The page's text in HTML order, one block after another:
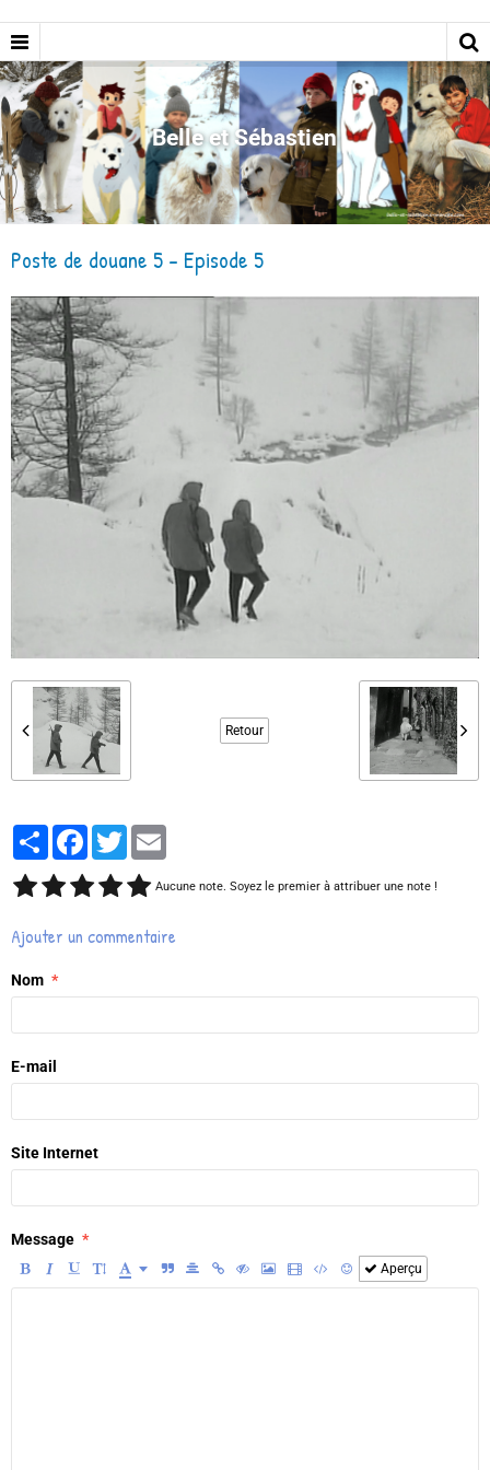
Belle et Sébastien
Poste de douane 5 - Episode 5
Retour
PartagerFacebook
Twitter
Aucune note. Soyez le premier à attribuer une note !
Ajouter un commentaire
Nom
E-mail
Site Internet
Message
Aperçu